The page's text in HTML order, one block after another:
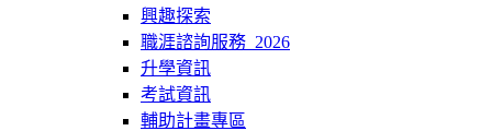
興趣探索
職涯諮詢服務_2026
升學資訊
考試資訊
輔助計畫專區